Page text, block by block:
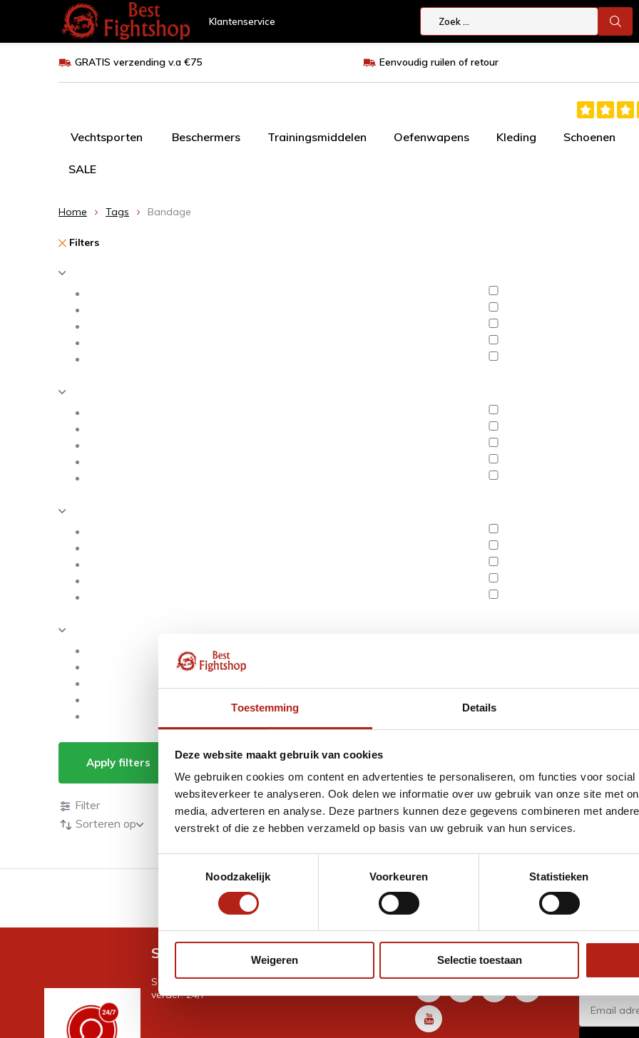
Toestemming Details
Deze website maakt gebruik van cookies
We gebruiken cookies om content en advertenties te personaliseren, om functies voor
websiteverkeer te analyseren. Ook delen we informatie over uw gebruik van onze site met
media, adverteren en analyse. Deze partners kunnen deze gegevens combineren met
verstrekt of die ze hebben verzameld op basis van uw gebruik van hun services.
Noodzakelijk
Voorkeuren Statistieken
Weigeren Selectie toestaan
Klantenservice
GRATIS verzending v.a €75 Eenvoudig ruilen of retour
Vechtsporten Beschermers Trainingsmiddelen Oefenwapens Kleding Schoenen
SALE
Home Tags Bandage
Filters
Apply filters Producten getagd met Bandage
Producten
Filter
Sorteren op
GRATIS verzending v.a €75 Eenvoudig ruilen of retour
Snel antwoord op je vraag?
Stel je vraag in de chat, en we helpen je graag
verder. 24/7
Volg ons